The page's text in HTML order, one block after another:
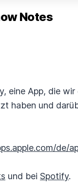
Notes
eine App, die
haben und
de/
und bei Spotify.